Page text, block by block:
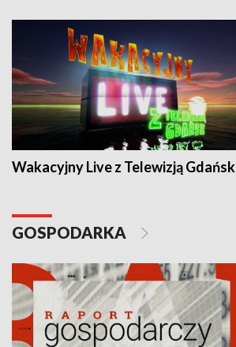
Wakacyjny Live z Telewizją Gdańsk
GOSPODARKA